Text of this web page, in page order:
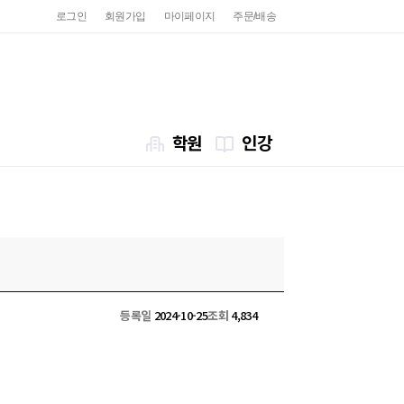
로그인 회원가입 마이페이지 주문/배송
학원 인강
등록일 2024-10-25조회4,834